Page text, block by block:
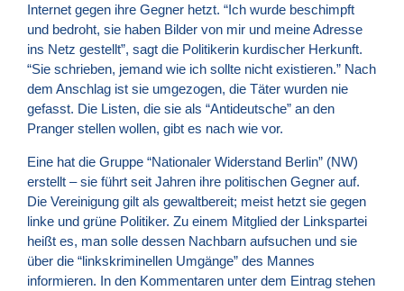
Internet gegen ihre Gegner hetzt. “Ich wurde beschimpft
und bedroht, sie haben Bilder von mir und meine Adresse
ins Netz gestellt”, sagt die Politikerin kurdischer Herkunft.
“Sie schrieben, jemand wie ich sollte nicht existieren.” Nach
dem Anschlag ist sie umgezogen, die Täter wurden nie
gefasst. Die Listen, die sie als “Antideutsche” an den
Pranger stellen wollen, gibt es nach wie vor.
Eine hat die Gruppe “Nationaler Widerstand Berlin” (NW)
erstellt – sie führt seit Jahren ihre politischen Gegner auf.
Die Vereinigung gilt als gewaltbereit; meist hetzt sie gegen
linke und grüne Politiker. Zu einem Mitglied der Linkspartei
heißt es, man solle dessen Nachbarn aufsuchen und sie
über die “linkskriminellen Umgänge” des Mannes
informieren. In den Kommentaren unter dem Eintrag stehen